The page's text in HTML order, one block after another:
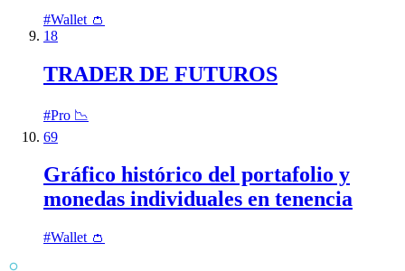
#Wallet 👛
18
TRADER DE FUTUROS
#Pro 📉
69
Gráfico histórico del portafolio y
monedas individuales en tenencia
#Wallet 👛